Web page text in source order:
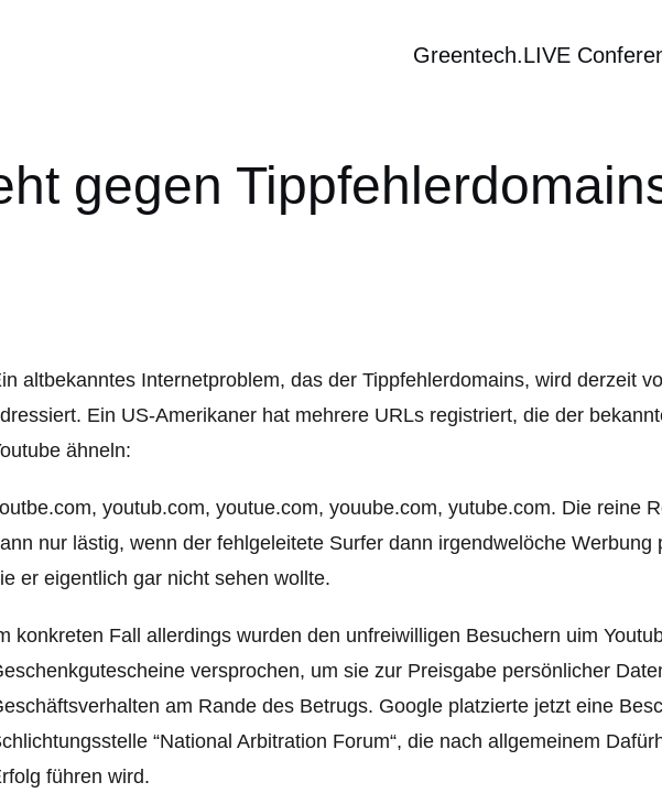
Greentech.LIVE
gegen
altbekanntes Internetproblem, das der Tippfehlerdomains, wird derzeit
Ein US-Amerikaner hat mehrere URLs registriert, die der
ähneln:
youtub.com, youtue.com, youube.com, yutube.com. Die reine
nur lästig, wenn der fehlgeleitete Surfer dann irgendwelöche Werbung
er eigentlich gar nicht sehen wollte.
konkreten Fall allerdings wurden den unfreiwilligen Besuchern uim
versprochen, um sie zur Preisgabe persönlicher
am Rande des Betrugs. Google platzierte jetzt eine
“National Arbitration Forum“, die nach allgemeinem
führen wird.